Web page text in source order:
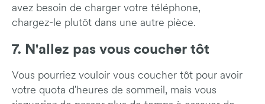
avez besoin de charger votre téléphone,
chargez-le plutôt dans une autre pièce.
7. N'allez pas vous coucher tôt
Vous pourriez vouloir vous coucher tôt pour avoir
votre quota d'heures de sommeil, mais vous